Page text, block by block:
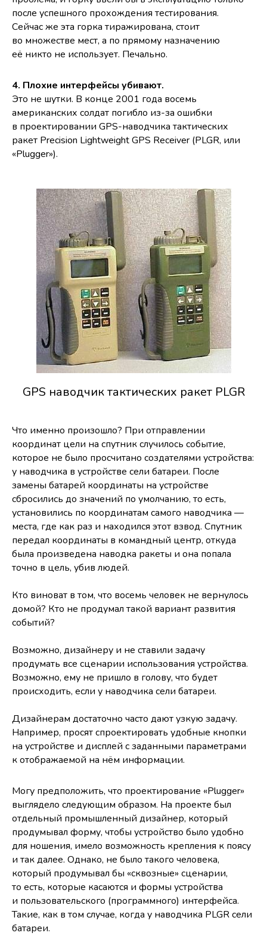
после успешного прохождения тестирования.
Сейчас же эта горка тиражирована, стоит
во множестве мест, а по прямому назначению
её никто не использует. Печально.
4. Плохие интерфейсы убивают.
Это не шутки. В конце 2001 года восемь
американских солдат погибло из-за ошибки
в проектировании GPS-наводчика тактических
ракет Precision Lightweight GPS Receiver (PLGR, или
«Plugger»).
GPS наводчик тактических ракет PLGR
Что именно произошло? При отправлении
координат цели на спутник случилось событие,
которое не было просчитано создателями устройства:
у наводчика в устройстве сели батареи. После
замены батарей координаты на устройстве
сбросились до значений по умолчанию, то есть,
установились по координатам самого наводчика —
места, где как раз и находился этот взвод. Спутник
передал координаты в командный центр, откуда
была произведена наводка ракеты и она попала
точно в цель, убив людей.
Кто виноват в том, что восемь человек не вернулось
домой? Кто не продумал такой вариант развития
событий?
Возможно, дизайнеру и не ставили задачу
продумать все сценарии использования устройства.
Возможно, ему не пришло в голову, что будет
происходить, если у наводчика сели батареи.
Дизайнерам достаточно часто дают узкую задачу.
Например, просят спроектировать удобные кнопки
на устройстве и дисплей с заданными параметрами
к отображаемой на нём информации.
Могу предположить, что проектирование «Plugger»
выглядело следующим образом. На проекте был
отдельный промышленный дизайнер, который
продумывал форму, чтобы устройство было удобно
для ношения, имело возможность крепления к поясу
и так далее. Однако, не было такого человека,
который продумывал бы «сквозные» сценарии,
то есть, которые касаются и формы устройства
и пользовательского (программного) интерфейса.
Такие, как в том случае, когда у наводчика PLGR сели
батареи.